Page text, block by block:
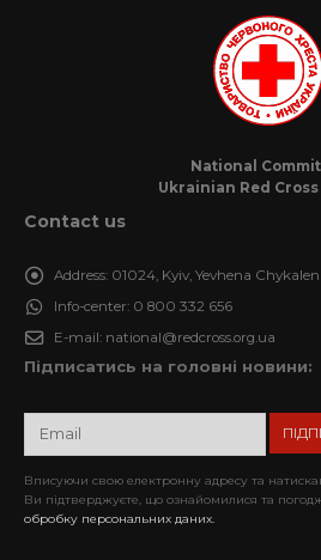
National
Ukrainian Red
Contact us
Address: 01024, Kyiv, Yevhena
Info-center: 0 800 332 656
E-mail: national@redcross.org.ua
Підписатись на головні новини:
Вписуючи свою електронну адресу та
Ви підтверджуєте, що ознайомилися та
обробку персональних даних.